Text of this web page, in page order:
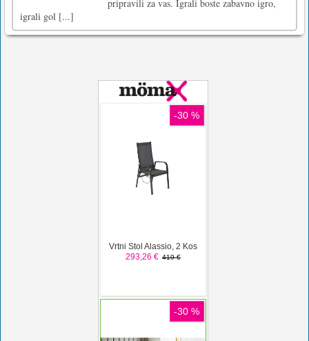
Golfgardens Frvr
To je dober šport, ki potrebuje mišice celega
telesa. Je pa predraga, zato smo to igro
pripravili za vas. Igrali boste zabavno igro,